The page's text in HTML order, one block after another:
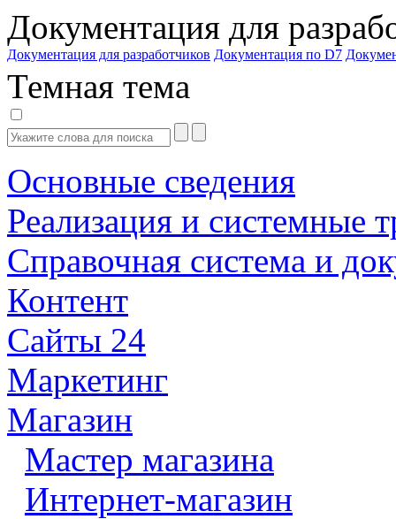
Документация для
Документация для разработчиков Документация по D7
Темная тема
Основные сведения
Реализация и системные
Справочная система и
Контент
Сайты 24
Маркетинг
Магазин
Мастер магазина
Интернет-магазин